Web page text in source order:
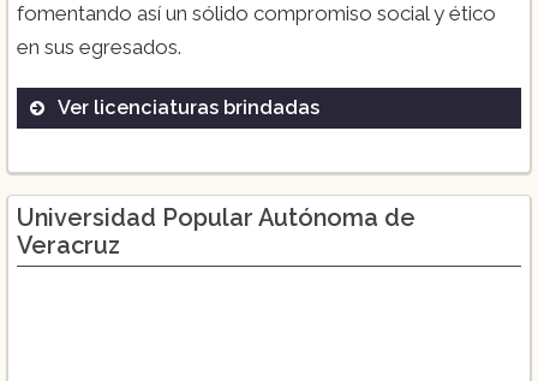
fomentando así un sólido compromiso social y ético
en sus egresados.
Ver licenciaturas brindadas
Ingeniería Electromecánica
Ingeniería Electrónica
Ingeniería Industrial
Universidad Popular Autónoma de
Veracruz